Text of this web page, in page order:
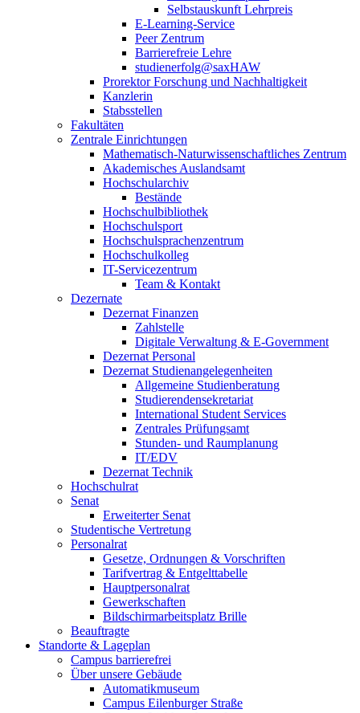
Selbstauskunft Lehrpreis
E-Learning-Service
Peer Zentrum
Barrierefreie Lehre
studienerfolg@saxHAW
Prorektor Forschung und Nachhaltigkeit
Kanzlerin
Stabsstellen
Fakultäten
Zentrale Einrichtungen
Mathematisch-Naturwissenschaftliches Zentrum
Akademisches Auslandsamt
Hochschularchiv
Bestände
Hochschulbibliothek
Hochschulsport
Hochschulsprachenzentrum
Hochschulkolleg
IT-Servicezentrum
Team & Kontakt
Dezernate
Dezernat Finanzen
Zahlstelle
Digitale Verwaltung & E-Government
Dezernat Personal
Dezernat Studienangelegenheiten
Allgemeine Studienberatung
Studierendensekretariat
International Student Services
Zentrales Prüfungsamt
Stunden- und Raumplanung
IT/EDV
Dezernat Technik
Hochschulrat
Senat
Erweiterter Senat
Studentische Vertretung
Personalrat
Gesetze, Ordnungen & Vorschriften
Tarifvertrag & Entgelttabelle
Hauptpersonalrat
Gewerkschaften
Bildschirmarbeitsplatz Brille
Beauftragte
Standorte & Lageplan
Campus barrierefrei
Über unsere Gebäude
Automatikmuseum
Campus Eilenburger Straße